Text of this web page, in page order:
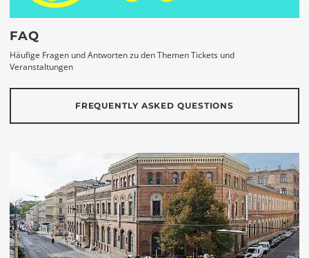
FAQ
Häufige Fragen und Antworten zu den Themen Tickets und
Veranstaltungen
FREQUENTLY ASKED QUESTIONS